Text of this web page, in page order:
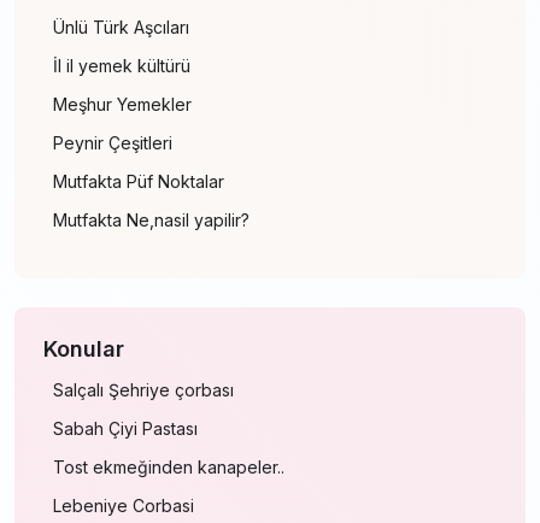
Ünlü Türk Aşcıları
İl il yemek kültürü
Meşhur Yemekler
Peynir Çeşitleri
Mutfakta Püf Noktalar
Mutfakta Ne,nasil yapilir?
Konular
Salçalı Şehriye çorbası
Sabah Çiyi Pastası
Tost ekmeğinden kanapeler..
Lebeniye Corbasi